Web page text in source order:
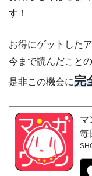
す！
お得にゲットした
今まで読んだこと
是非この機会に完
マ
毎